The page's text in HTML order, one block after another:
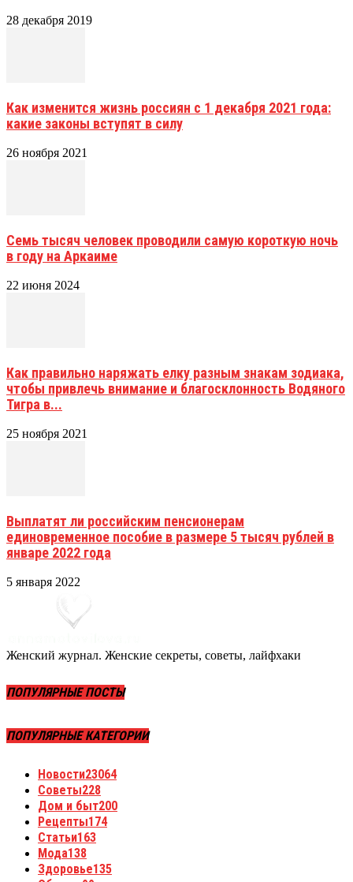
28 декабря 2019
Как изменится жизнь россиян с 1 декабря 2021 года:
какие законы вступят в силу
26 ноября 2021
Семь тысяч человек проводили самую короткую ночь
в году на Аркаиме
22 июня 2024
Как правильно наряжать елку разным знакам зодиака,
чтобы привлечь внимание и благосклонность Водяного
Тигра в...
25 ноября 2021
Выплатят ли российским пенсионерам
единовременное пособие в размере 5 тысяч рублей в
январе 2022 года
5 января 2022
Женский журнал. Женские секреты, советы, лайфхаки
ПОПУЛЯРНЫЕ ПОСТЫ
ПОПУЛЯРНЫЕ КАТЕГОРИИ
Новости23064
Советы228
Дом и быт200
Рецепты174
Статьи163
Мода138
Здоровье135